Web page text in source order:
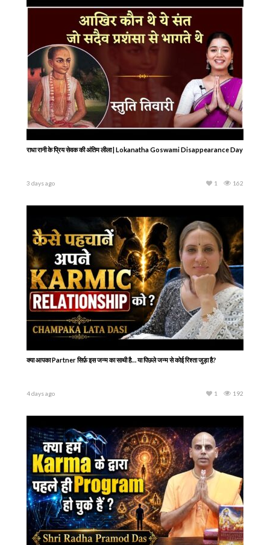
राधा रानी के प्रिय सेवक की अंतिम लीला | Lokanatha Goswami Disappearance Day
3 days ago 162
1
क्या आपका Partner सिर्फ़ इस जन्म का साथी है… या पिछले जन्म से कोई रिश्ता जुड़ा है?
4 days ago 192
1